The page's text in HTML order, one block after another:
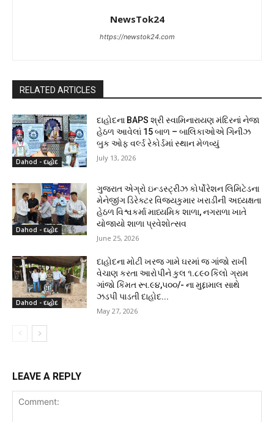
NewsTok24
https://newstok24.com
RELATED ARTICLES
Dahod - દાહોદ
દાહોદના BAPS શ્રી સ્વામિનારાયણ મંદિરનાં નેજા
હેઠળ આવેલાં 15 બાળ – બાલિકાઓએ ગિનીઝ
બુક ઓફ વર્લ્ડ રેકોર્ડમાં સ્થાન મેળવ્યું
July 13, 2026
Dahod - દાહોદ
ગુજરાત એગ્રો ઇન્ડસ્ટ્રીઝ કોર્પોરેશન લિમિટેડના
મેનેજીંગ ડિરેક્ટર વિજયકુમાર ખરાડીની અધ્યક્ષતા
હેઠળ વિશ્વકર્મા માધ્યમિક શાળા, નગરાળા ખાતે
યોજાયો શાળા પ્રવેશોત્સવ
June 25, 2026
Dahod - દાહોદ
દાહોદના મોટી ખરજ ગામે ઘરમાં જ ગાંજો રાખી
વેચાણ કરતા આરોપીને કુલ ૧.૮૯૦ કિલો ગ્રામ
ગાંજો કિંમત રૂા.૯૪,૫૦૦/- ના મુદ્દામાલ સાથે
ઝડપી પાડતી દાહોદ...
May 27, 2026
LEAVE A REPLY